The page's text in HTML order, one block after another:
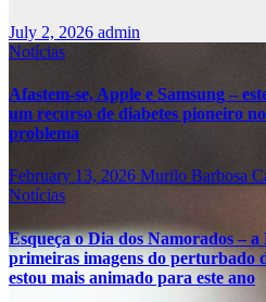
July 2, 2026 admin
Notícias
Afastem-se, Apple e Samsung –
um recurso de diabetes pioneiro
problema
February 13, 2026 Murilo Barbosa
Notícias
Esqueça o Dia dos Namorados –
primeiras imagens do perturbado
estou mais animado para este ano